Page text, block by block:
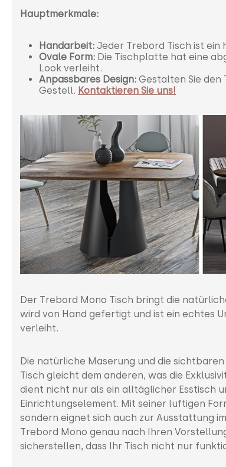
Hauptmerkmale:
Handarbeit: Jeder Trebord Tisch ist ein
Ovale Form: Die Tischplatte hat eine
Look verleiht.
Anpassbares Design: Gestalten Sie den
Gestell. Kontaktieren Sie uns!
Der Trebord Mono Tisch bringt die
wird von Hand gefertigt und ist ein echtes
verleiht.
Die natürliche Maserung und die
Tisch gleicht dem anderen, was die
dient nicht nur als ein alltäglicher Esstisch
Einrichtungselement. Mit seiner luftigen
sondern eignet sich auch zur Ausstattung
Trebord Mono genau nach Ihren
sicherstellen, dass Ihr Tisch nicht nur